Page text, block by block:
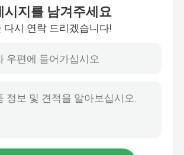
시지를 남겨주세요
다시 연락 드리겠습니다!